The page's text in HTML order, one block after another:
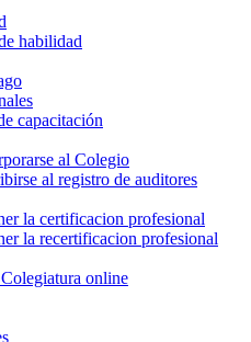
habilidad
capacitación
al Colegio
al registro de auditores
la certificacion profesional
la recertificacion profesional
online